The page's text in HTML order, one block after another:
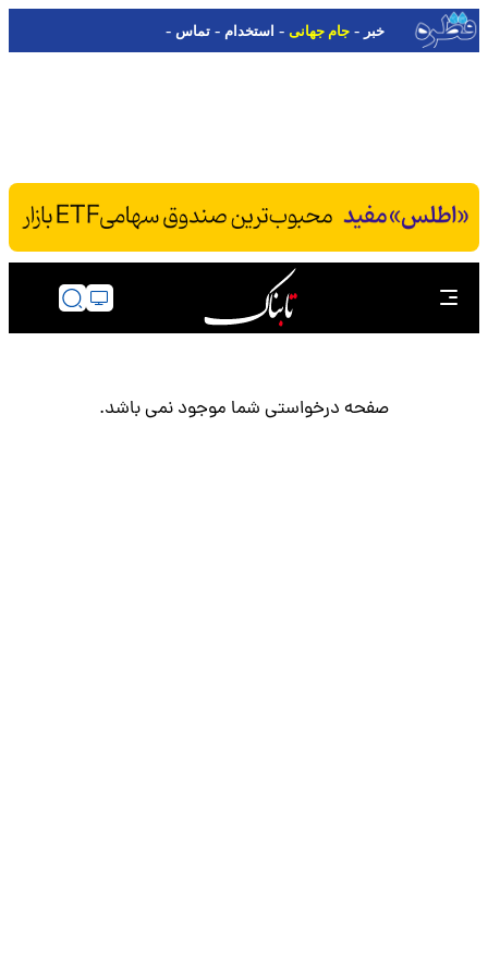
خبر - جام جهانی - استخدام - تماس -